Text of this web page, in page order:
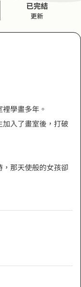
已完結
更新
學畫多年。
入了畫室後，打破
那天使般的女孩卻
定要安慰她。那不